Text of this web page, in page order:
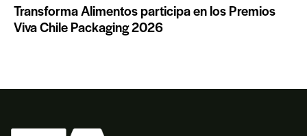
Transforma Alimentos participa en los Premios
Viva Chile Packaging 2026